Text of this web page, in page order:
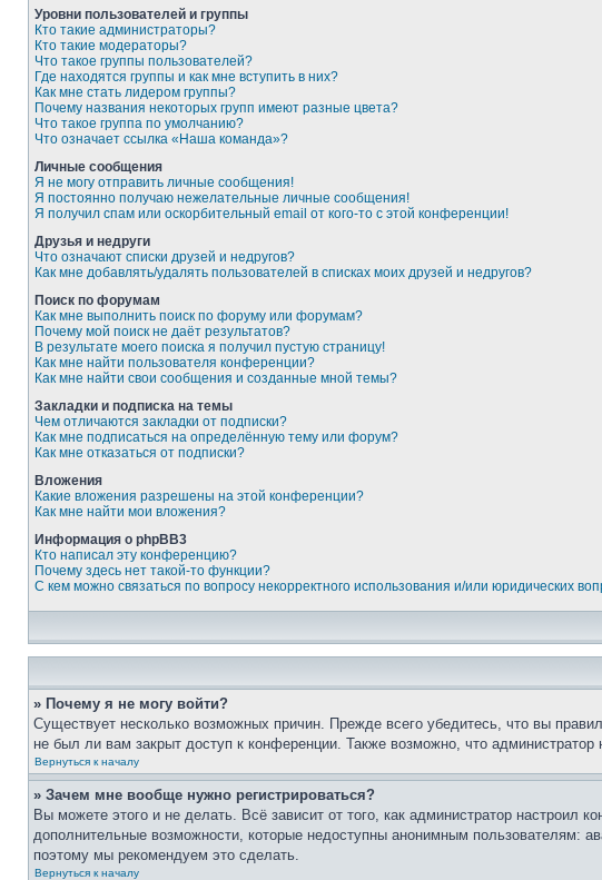
Уровни пользователей и группы
Кто такие администраторы?
Кто такие модераторы?
Что такое группы пользователей?
Где находятся группы и как мне вступить в них?
Как мне стать лидером группы?
Почему названия некоторых групп имеют разные цвета?
Что такое группа по умолчанию?
Что означает ссылка «Наша команда»?
Личные сообщения
Я не могу отправить личные сообщения!
Я постоянно получаю нежелательные личные сообщения!
Я получил спам или оскорбительный email от кого-то с этой конференции!
Друзья и недруги
Что означают списки друзей и недругов?
Как мне добавлять/удалять пользователей в списках моих друзей и недругов?
Поиск по форумам
Как мне выполнить поиск по форуму или форумам?
Почему мой поиск не даёт результатов?
В результате моего поиска я получил пустую страницу!
Как мне найти пользователя конференции?
Как мне найти свои сообщения и созданные мной темы?
Закладки и подписка на темы
Чем отличаются закладки от подписки?
Как мне подписаться на определённую тему или форум?
Как мне отказаться от подписки?
Вложения
Какие вложения разрешены на этой конференции?
Как мне найти мои вложения?
Информация о phpBB3
Кто написал эту конференцию?
Почему здесь нет такой-то функции?
С кем можно связаться по вопросу некорректного использования и/или юридических
» Почему я не могу войти?
Существует несколько возможных причин. Прежде всего убедитесь, что вы
не был ли вам закрыт доступ к конференции. Также возможно, что
Вернуться к началу
» Зачем мне вообще нужно регистрироваться?
Вы можете этого и не делать. Всё зависит от того, как администратор
дополнительные возможности, которые недоступны анонимным пользователям:
поэтому мы рекомендуем это сделать.
Вернуться к началу